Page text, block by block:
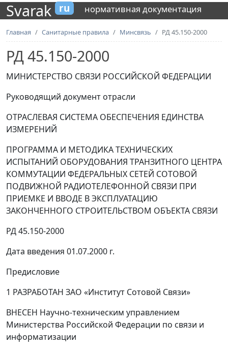
Svarak ru нормативная документация
Главная Санитарные правила Минсвязь РД 45.150-2000
РД 45.150-2000
МИНИСТЕРСТВО СВЯЗИ РОССИЙСКОЙ ФЕДЕРАЦИИ
Руководящий документ отрасли
ОТРАСЛЕВАЯ СИСТЕМА ОБЕСПЕЧЕНИЯ ЕДИНСТВА
ИЗМЕРЕНИЙ
ПРОГРАММА И МЕТОДИКА ТЕХНИЧЕСКИХ
ИСПЫТАНИЙ ОБОРУДОВАНИЯ ТРАНЗИТНОГО ЦЕНТРА
КОММУТАЦИИ ФЕДЕРАЛЬНЫХ СЕТЕЙ СОТОВОЙ
ПОДВИЖНОЙ РАДИОТЕЛЕФОННОЙ СВЯЗИ ПРИ
ПРИЕМКЕ И ВВОДЕ В ЭКСПЛУАТАЦИЮ
ЗАКОНЧЕННОГО СТРОИТЕЛЬСТВОМ ОБЪЕКТА СВЯЗИ
РД 45.150-2000
Дата введения 01.07.2000 г.
Предисловие
1 РАЗРАБОТАН ЗАО «Институт Сотовой Связи»
ВНЕСЕН Научно-техническим управлением
Министерства Российской Федерации по связи и
информатизации